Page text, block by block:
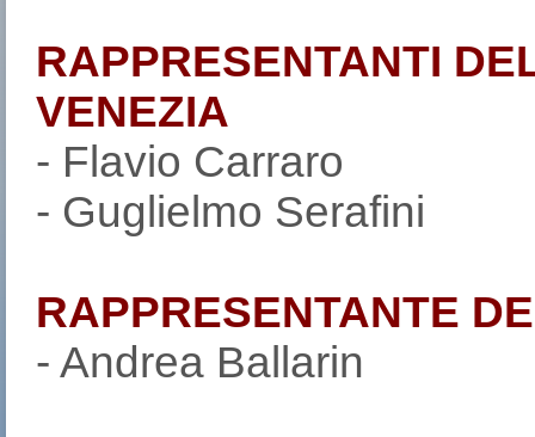
RAPPRESENTANTI
VENEZIA
- Flavio Carraro
- Guglielmo Serafini
RAPPRESENTANTE
- Andrea Ballarin